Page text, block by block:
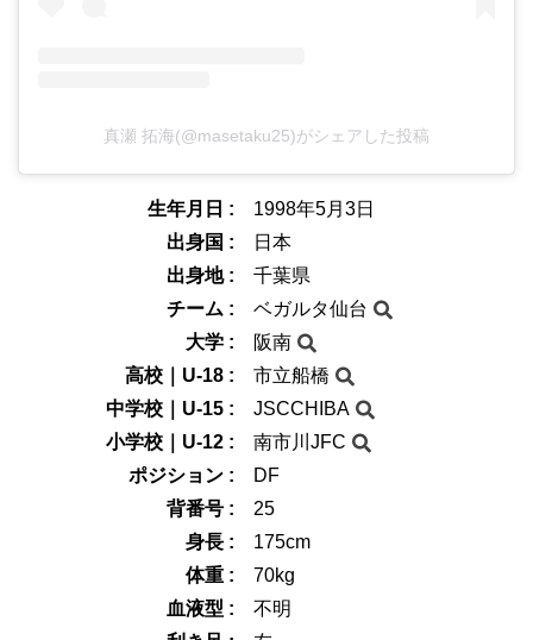
真瀬 拓海(@masetaku25)がシェアした投稿
生年月日 :
1998年5月3日
出身国 :
日本
出身地 :
千葉県
チーム :
ベガルタ仙台
大学 :
阪南
高校｜U-18 :
市立船橋
中学校｜U-15 :
JSCCHIBA
小学校｜U-12 :
南市川JFC
ポジション :
DF
背番号 :
25
身長 :
175cm
体重 :
70kg
血液型 :
不明